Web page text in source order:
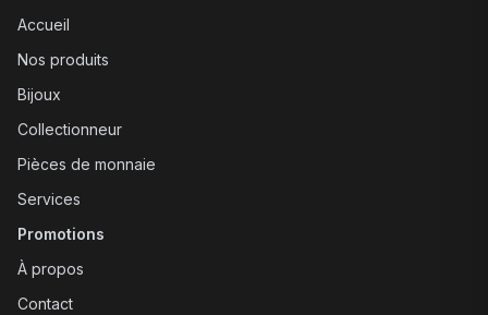
Accueil
Nos produits
Bijoux
Collectionneur
Pièces de monnaie
Services
Promotions
À propos
Contact